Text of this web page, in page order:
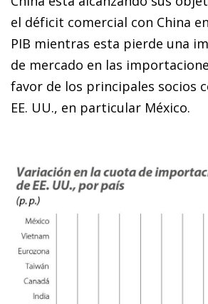
el déficit comercial con China
PIB mientras esta pierde una
de mercado en las
favor de los principales socios
EE. UU., en particular México.